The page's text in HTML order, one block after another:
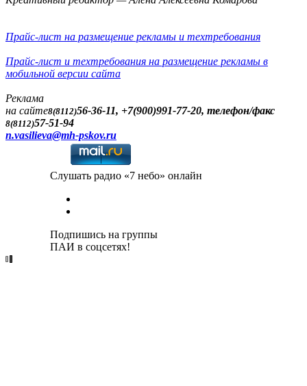
Прайс-лист на размещение рекламы и техтребования
Прайс-лист и техтребования на размещение рекламы в
мобильной версии сайта
Реклама
на сайте8(8112)56-36-11, +7(900)991-77-20, телефон/факс
8(8112)57-51-94
n.vasilieva@mh-pskov.ru
Слушать радио «7 небо» онлайн
Подпишись на группы
ПАИ в соцсетях!